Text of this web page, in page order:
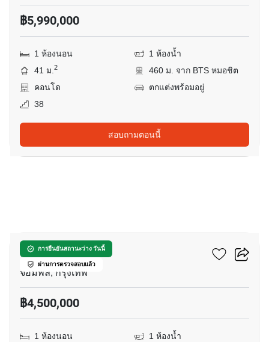
฿5,990,000
1 ห้องนอน
1 ห้องน้ำ
41 ม.2
460 ม. จาก BTS หมอชิต
คอนโด
ตกแต่งพร้อมอยู่
38
สอบถามตอนนี้
การยืนยันสถานะว่าง วันนี้
ผ่านการตรวจสอบแล้ว
มารุ ลาดพร้าว 15
จอมพล, กรุงเทพ
฿4,500,000
1 ห้องนอน
1 ห้องน้ำ